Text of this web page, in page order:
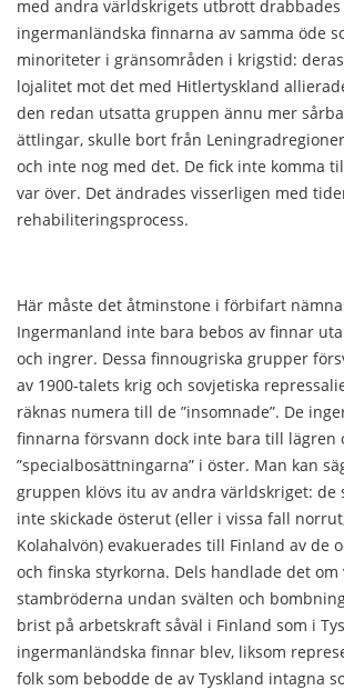
med andra världskrigets utbrott drabbades
ingermanländska finnarna av samma öde
minoriteter i gränsområden i krigstid:
lojalitet mot det med Hitlertyskland
den redan utsatta gruppen ännu mer
ättlingar, skulle bort från
och inte nog med det. De fick inte komma
var över. Det ändrades visserligen med
rehabiliteringsprocess.
Här måste det åtminstone i förbifart
Ingermanland inte bara bebos av finnar
och ingrer. Dessa finnougriska grupper
av 1900-talets krig och sovjetiska
räknas numera till de ”insomnade”. De
finnarna försvann dock inte bara till lägren
”specialbosättningarna” i öster. Man kan
gruppen klövs itu av andra världskriget: de
inte skickade österut (eller i vissa fall
Kolahalvön) evakuerades till Finland av de
och finska styrkorna. Dels handlade det
stambröderna undan svälten och
brist på arbetskraft såväl i Finland som i
ingermanländska finnar blev, liksom
folk som bebodde de av Tyskland intagna